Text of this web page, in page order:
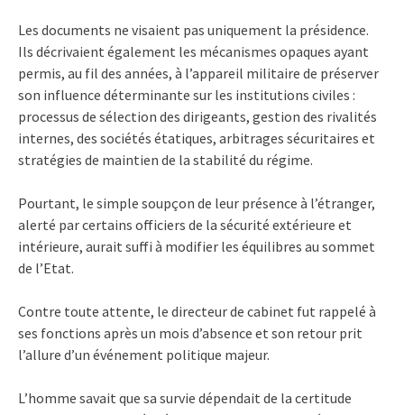
Les documents ne visaient pas uniquement la présidence.
Ils décrivaient également les mécanismes opaques ayant
permis, au fil des années, à l’appareil militaire de préserver
son influence déterminante sur les institutions civiles :
processus de sélection des dirigeants, gestion des rivalités
internes, des sociétés étatiques, arbitrages sécuritaires et
stratégies de maintien de la stabilité du régime.
Pourtant, le simple soupçon de leur présence à l’étranger,
alerté par certains officiers de la sécurité extérieure et
intérieure, aurait suffi à modifier les équilibres au sommet
de l’Etat.
Contre toute attente, le directeur de cabinet fut rappelé à
ses fonctions après un mois d’absence et son retour prit
l’allure d’un événement politique majeur.
L’homme savait que sa survie dépendait de la certitude